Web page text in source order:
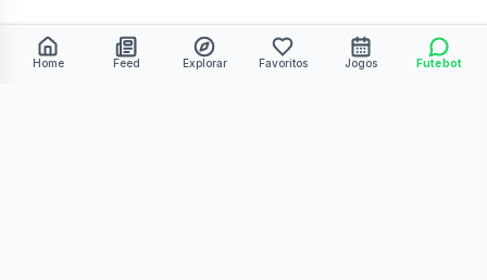
Home Feed Explorar Favoritos Jogos Futebot